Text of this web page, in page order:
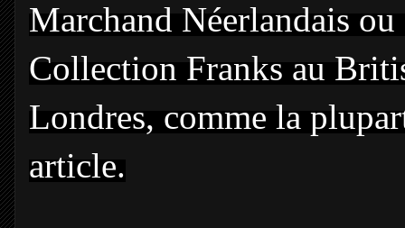
Marchand Néerlandais
Collection Franks au
Londres, comme la
article.